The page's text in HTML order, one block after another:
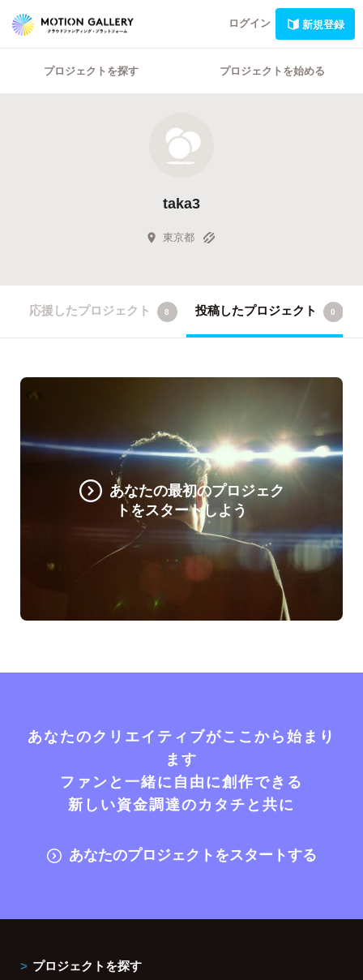
ログイン 新規登録
プロジェクトを探す プロジェクトを始める
taka3
東京都
応援したプロジェクト 8 投稿したプロジェクト 0
あなたの最初のプロジェク
トをスタートしよう
あなたのクリエイティブがここから始まり
ます
ファンと一緒に自由に創作できる
新しい資金調達のカタチと共に
あなたのプロジェクトをスタートする
プロジェクトを探す